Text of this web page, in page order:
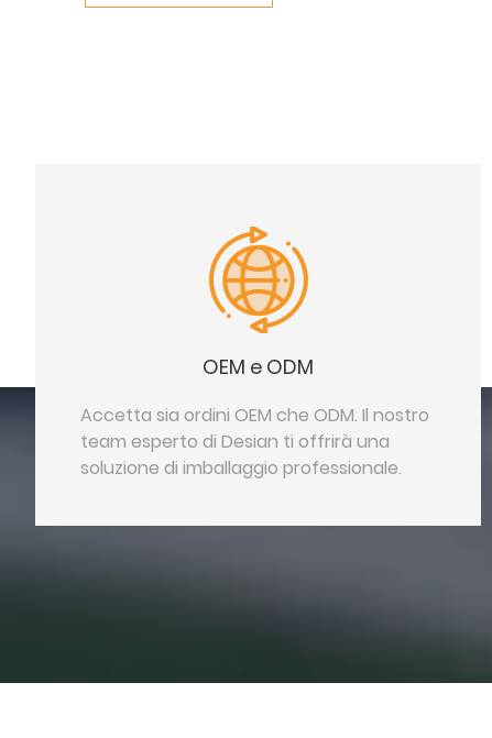
OEM e ODM
Accetta sia ordini OEM che ODM. Il nostro
team esperto di Desian ti offrirà una
soluzione di imballaggio professionale.